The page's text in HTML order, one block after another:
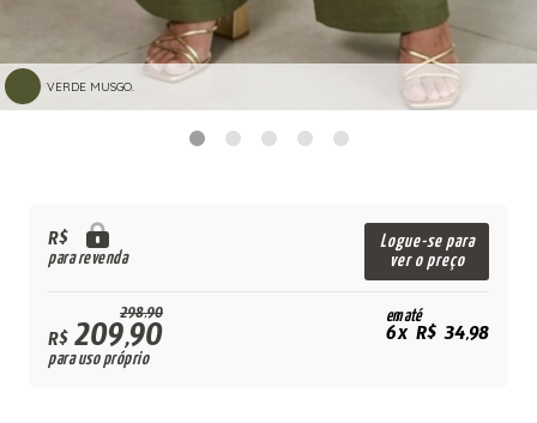
VERDE MUSGO.
R$
para revenda
Logue-se para
ver o preço
298,90
R$209,90
para uso próprio
em até
6x R$ 34,98